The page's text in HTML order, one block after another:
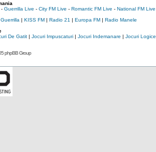
- Guerrilla Live - City FM Live - Romantic FM Live - National FM Live
| KISS FM| Radio 21 | Europa FM| Radio Manele
De Gatit| Jocuri Impuscaturi| Jocuri Indemanare | Jocuri Logice
phpBB Group